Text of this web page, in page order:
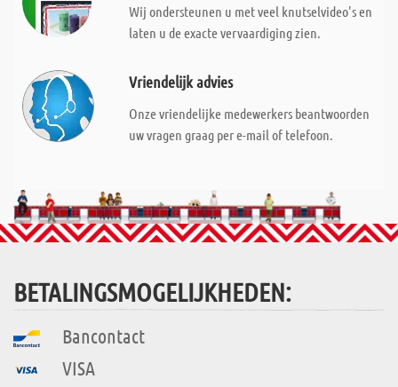
Wij ondersteunen u met veel knutselvideo's en
laten u de exacte vervaardiging zien.
Vriendelijk advies
Onze vriendelijke medewerkers beantwoorden
uw vragen graag per e-mail of telefoon.
BETALINGSMOGELIJKHEDEN:
Bancontact
VISA